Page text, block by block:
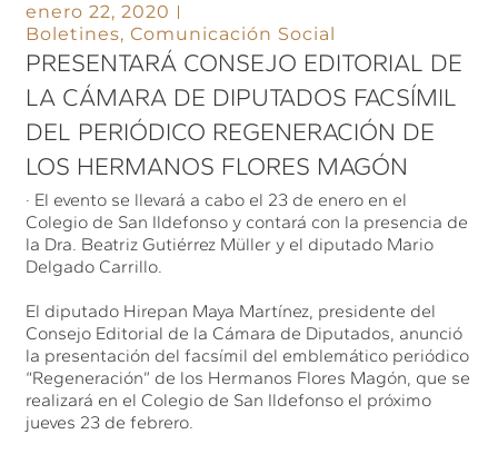
enero 22, 2020
Boletines,Comunicación Social
PRESENTARÁ CONSEJO EDITORIAL DE
LA CÁMARA DE DIPUTADOS FACSÍMIL
DEL PERIÓDICO REGENERACIÓN DE
LOS HERMANOS FLORES MAGÓN
· El evento se llevará a cabo el 23 de enero en el
Colegio de San Ildefonso y contará con la presencia de
la Dra. Beatriz Gutiérrez Müller y el diputado Mario
Delgado Carrillo.
El diputado Hirepan Maya Martínez, presidente del
Consejo Editorial de la Cámara de Diputados, anunció
la presentación del facsímil del emblemático periódico
“Regeneración” de los Hermanos Flores Magón, que se
realizará en el Colegio de San Ildefonso el próximo
jueves 23 de febrero.